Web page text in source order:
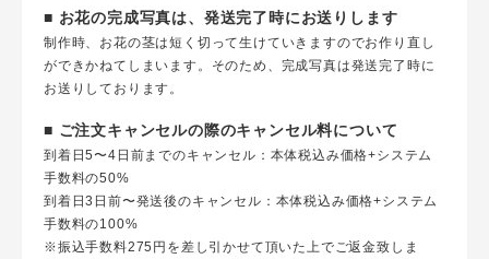
■ お花の完成写真は、発送完了時にお送りします
制作時、お花の茎は短く切って生けていきますのでお作り直し
ができかねてしまいます。そのため、完成写真は発送完了時に
お送りしております。
■ ご注文キャンセルの際のキャンセル料について
到着日5〜4日前までのキャンセル：本体税込み価格+システム
手数料の50%
到着日3日前〜発送後のキャンセル：本体税込み価格+システム
手数料の100%
※振込手数料275円を差し引かせて頂いた上でご返金致しま